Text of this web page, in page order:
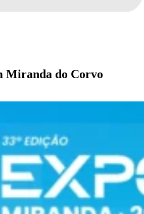
Miranda do Corvo